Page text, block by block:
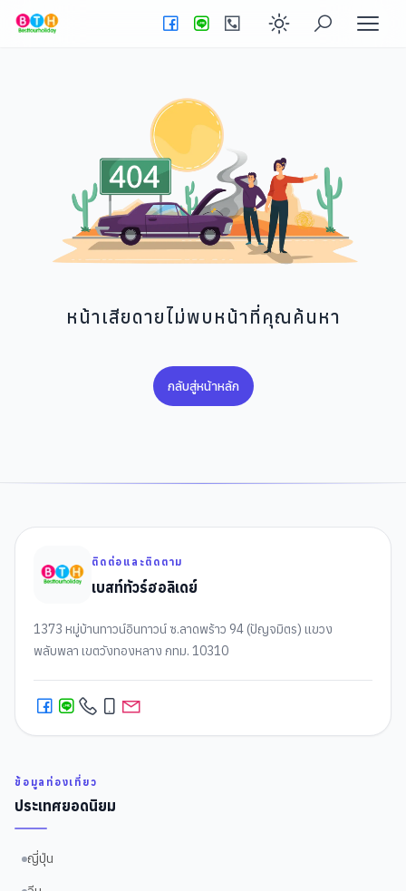
Enable dark
หน้าเสียดายไม่พบหน้าที่คุณค้นหา
กลับสู่หน้าหลัก
ติดต่อและติดตาม
เบสท์ทัวร์ฮอลิเดย์
1373 หมู่บ้านทาวน์อินทาวน์ ซ.ลาดพร้าว 94 (ปัญจมิตร) แขวง
พลับพลา เขตวังทองหลาง กทม. 10310
ข้อมูลท่องเที่ยว
ประเทศยอดนิยม
ญี่ปุ่น